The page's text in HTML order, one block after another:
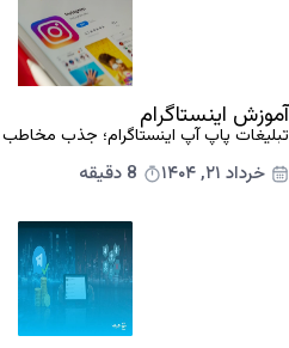
آموزش اینستاگرام
تبلیغات پاپ آپ اینستاگرام؛ جذب
خرداد ۲۱, ۱۴۰۴ 8 دقیقه